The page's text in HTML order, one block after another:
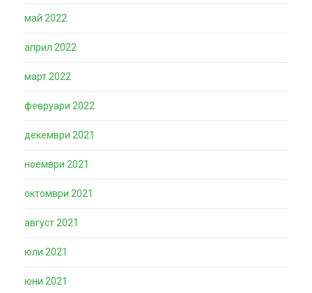
май 2022
април 2022
март 2022
февруари 2022
декември 2021
ноември 2021
октомври 2021
август 2021
юли 2021
юни 2021